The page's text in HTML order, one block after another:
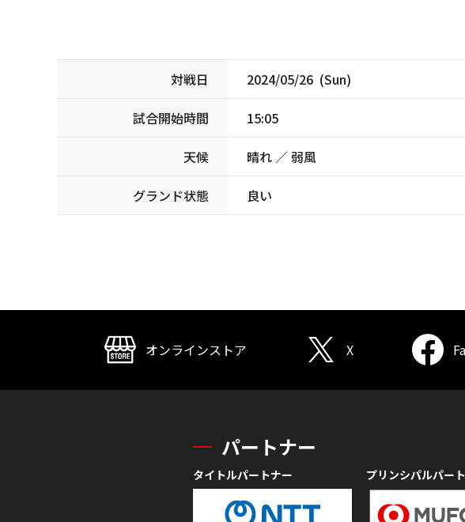
対戦日 2024/05/26 (Sun)
試合開始時間 15:05
天候 晴れ ／ 弱風
グランド状態 良い
オンラインストア X
パートナー
タイトルパートナー プリンシパルパー